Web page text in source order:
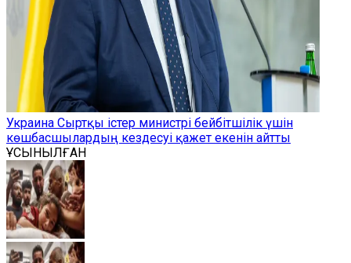
Украина Сыртқы істер министрі бейбітшілік үшін
көшбасшылардың кездесуі қажет екенін айтты
ҰСЫНЫЛҒАН